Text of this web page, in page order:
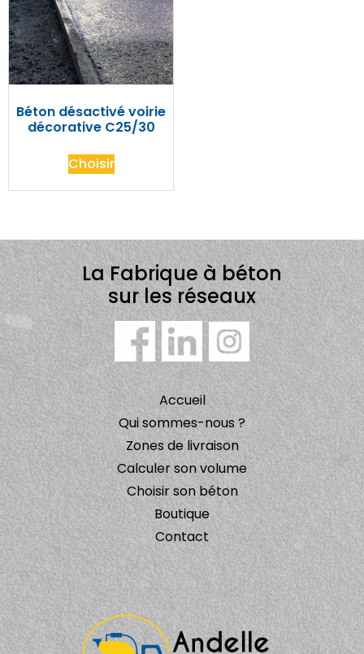
Béton désactivé voirie
décorative C25/30
Choisir
La Fabrique à béton
sur les réseaux
Accueil
Qui sommes-nous ?
Zones de livraison
Calculer son volume
Choisir son béton
Boutique
Contact